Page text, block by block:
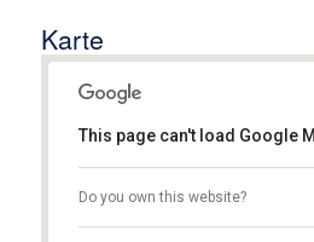
Karte
Augsburg e.V.
Details
This page can't load Google
Do you own this website?